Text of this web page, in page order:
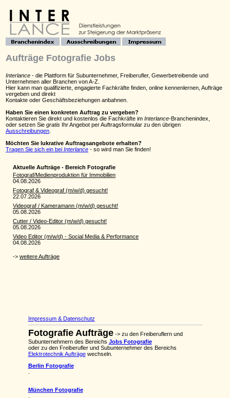
Aufträge Fotografie Jobs
Interlance - die Plattform für Subunternehmer, Freiberufler, Gewerbetreibende und
Unternehmen aller Branchen von A-Z.
Hier kann man qualifizierte, engagierte Fachkräfte finden, online kennenlernen, Aufträge
vergeben und direkt
Kontakte oder Geschäftsbeziehungen anbahnen.
Haben Sie einen konkreten Auftrag zu vergeben?
Kontaktieren Sie direkt und kostenlos die Fachkräfte im Interlance-Branchenindex,
oder setzen Sie gratis Ihr Angebot per Auftragsformular zu den übrigen
Ausschreibungen.
Möchten Sie lukrative Auftragsangebote erhalten?
Tragen Sie sich ein bei Interlance - so wird man Sie finden!
Impressum & Datenschutz
Fotografie Aufträge-> zu den Freiberuflern und
Subunternehmern des Bereichs Jobs Fotografie
oder zu den Freiberufler und Subunternehmer des Bereichs
Elektrotechnik Aufträgewechseln.
Berlin Fotografie
München Fotografie